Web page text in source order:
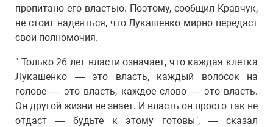
пропитано его властью. Поэтому, сообщил Кравчук,
не стоит надеяться, что Лукашенко мирно передаст
свои полномочия.
" Только 26 лет власти означает, что каждая клетка
Лукашенко — это власть, каждый волосок на
голове — это власть, каждое слово — это власть.
Он другой жизни не знает. И власть он просто так не
отдаст — будьте к этому готовы", — сказал